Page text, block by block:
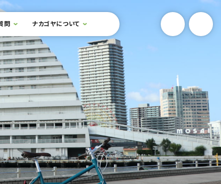
問 ナカゴヤについて 検索フォームを開閉する YouTube